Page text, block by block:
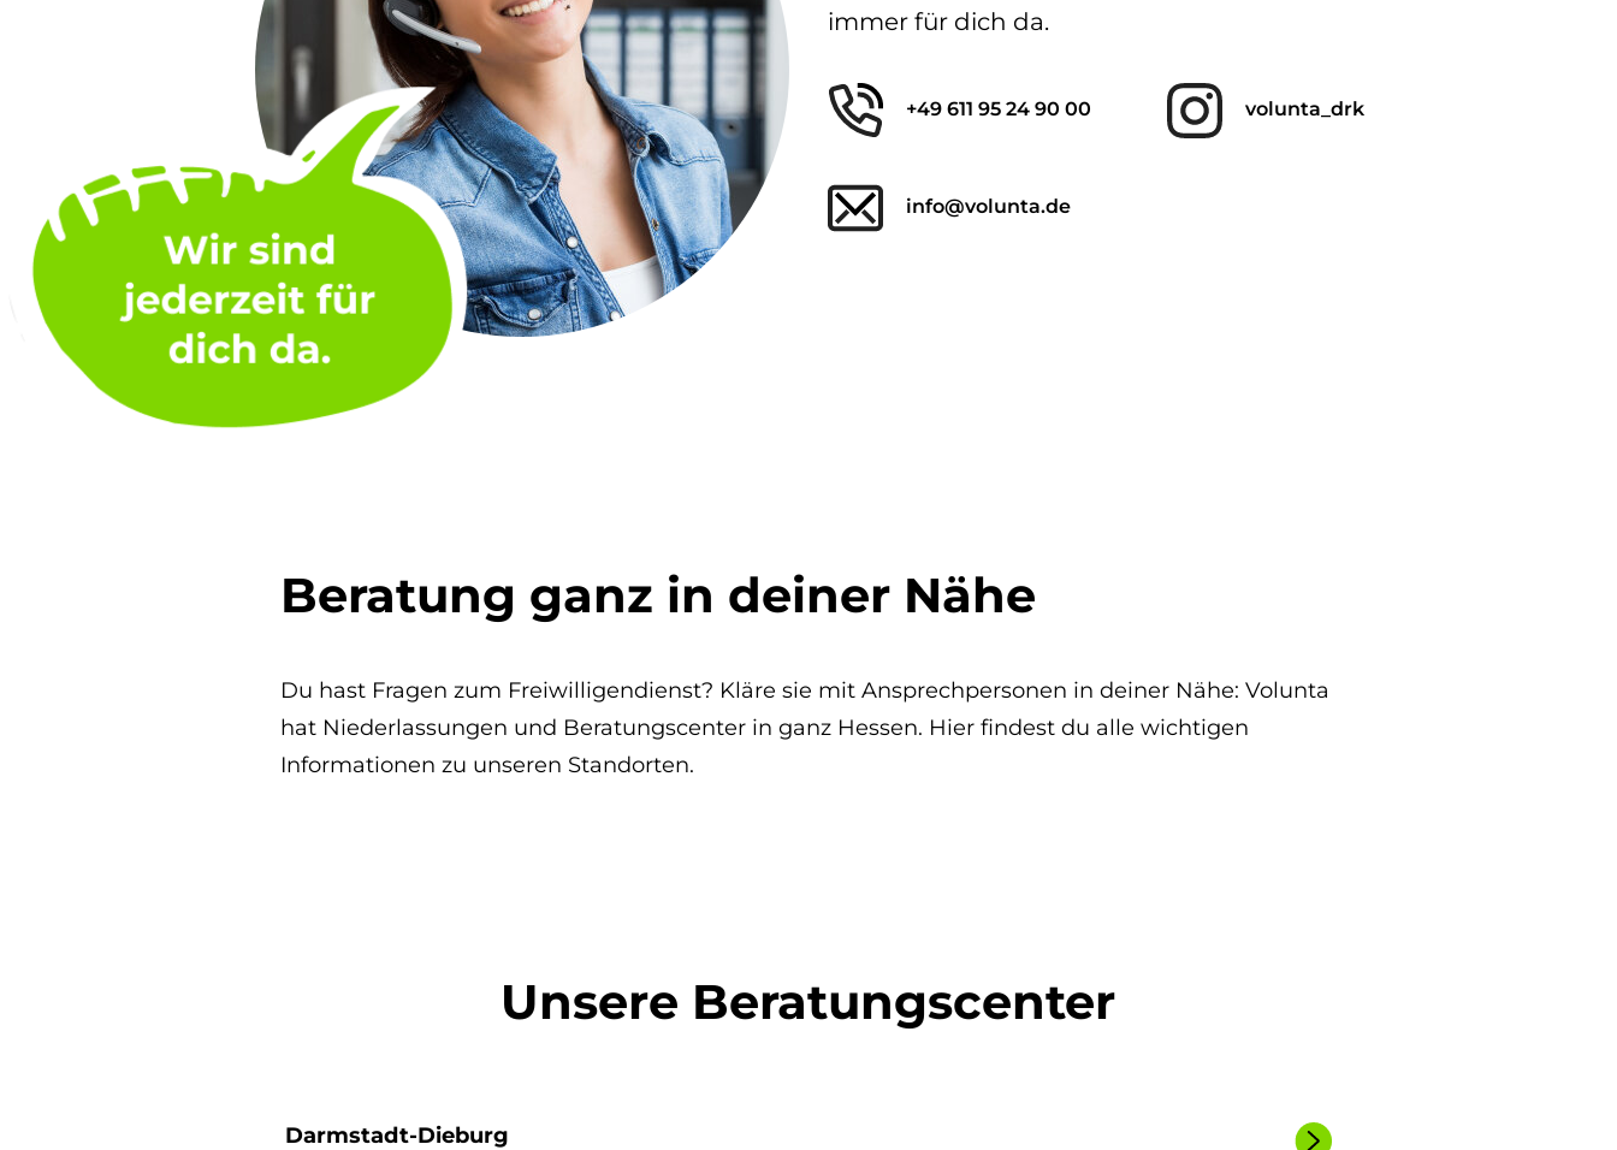
immer für dich da.
+49 611 95 24 90 00 volunta_drk
info@volunta.de
Beratung ganz in deiner Nähe
Du hast Fragen zum Freiwilligendienst? Kläre sie mit Ansprechpersonen in deiner Nähe: Volunta
hat Niederlassungen und Beratungscenter in ganz Hessen. Hier findest du alle wichtigen
Informationen zu unseren Standorten.
Unsere Beratungscenter
Darmstadt-Dieburg